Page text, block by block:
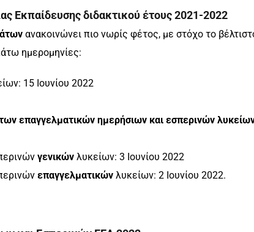
Εκπαίδευσης διδακτικού έτους 2021-2022
ανακοινώνει πιο νωρίς φέτος, με στόχο το
ημερομηνίες:
15 Ιουνίου 2022
επαγγελματικών ημερήσιων και εσπερινών
γενικών λυκείων: 3 Ιουνίου 2022
επαγγελματικών λυκείων: 2 Ιουνίου 2022.